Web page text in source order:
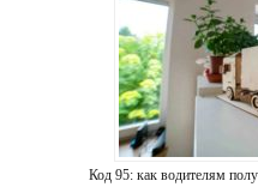
Код 95: как водителям